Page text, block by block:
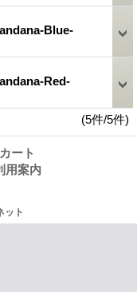
Blue-
Red-
(5件/5件)
ート
用案内
ット